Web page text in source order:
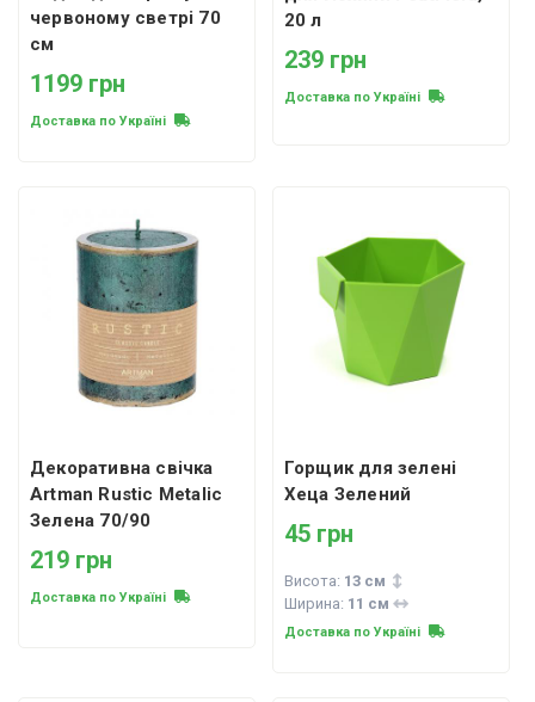
червоному светрі 70
см
1199 грн
Доставка по Україні
20 л
239 грн
Доставка по Україні
Декоративна свічка
Artman Rustic Metalic
Зелена 70/90
219 грн
Доставка по Україні
Горщик для зелені
Хеца Зелений
45 грн
Висота: 13 см
Ширина: 11 см
Доставка по Україні